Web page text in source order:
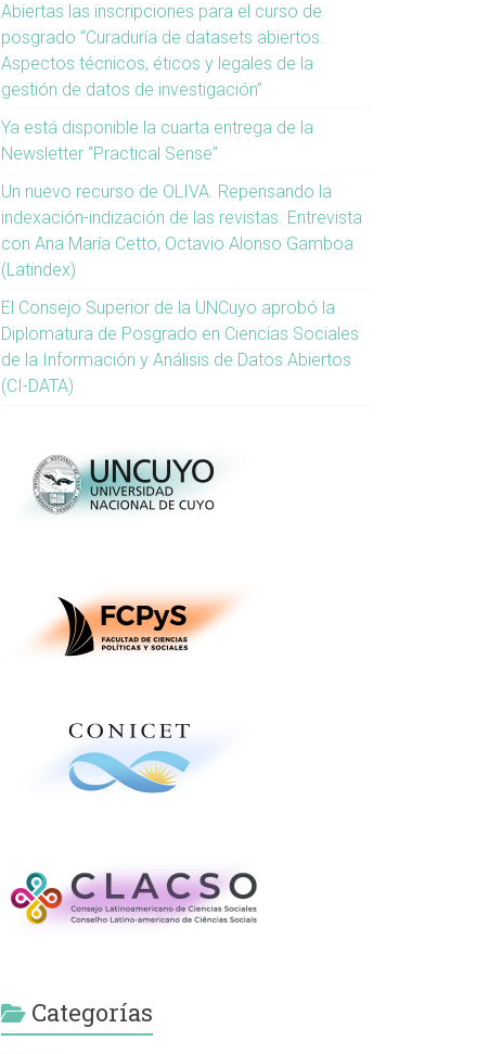
Abiertas las inscripciones para el curso de
posgrado “Curaduría de datasets abiertos.
Aspectos técnicos, éticos y legales de la
gestión de datos de investigación”
Ya está disponible la cuarta entrega de la
Newsletter “Practical Sense”
Un nuevo recurso de OLIVA. Repensando la
indexación-indización de las revistas. Entrevista
con Ana María Cetto, Octavio Alonso Gamboa
(Latindex)
El Consejo Superior de la UNCuyo aprobó la
Diplomatura de Posgrado en Ciencias Sociales
de la Información y Análisis de Datos Abiertos
(CI-DATA)
Categorías